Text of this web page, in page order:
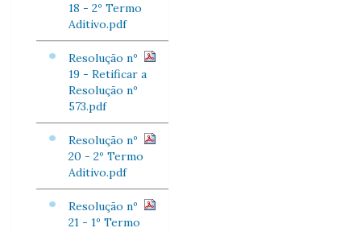
18 - 2º Termo
Aditivo.pdf
Resolução nº
19 - Retificar a
Resolução nº
573.pdf
Resolução nº
20 - 2º Termo
Aditivo.pdf
Resolução nº
21 - 1º Termo